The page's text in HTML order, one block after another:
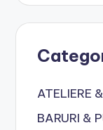
ATELIERE
BARURI &